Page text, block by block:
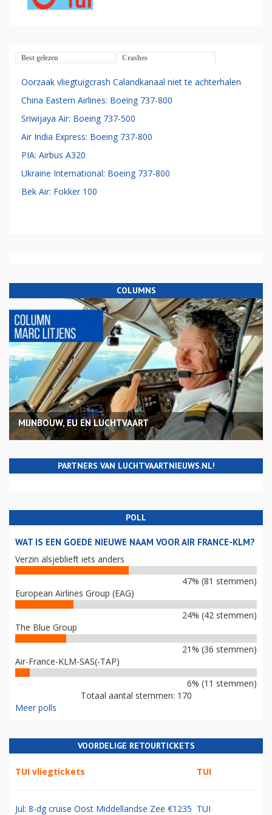
Best gelezen Crashes
Oorzaak vliegtuigcrash Calandkanaal niet te achterhalen
China Eastern Airlines: Boeing 737-800
Sriwijaya Air: Boeing 737-500
Air India Express: Boeing 737-800
PIA: Airbus A320
Ukraine International: Boeing 737-800
Bek Air: Fokker 100
COLUMNS
MIJNBOUW, EU EN LUCHTVAART
PARTNERS VAN LUCHTVAARTNIEUWS.NL!
POLL
WAT IS EEN GOEDE NIEUWE NAAM VOOR AIR FRANCE-KLM?
Verzin alsjeblieft iets anders
47% (81 stemmen)
European Airlines Group (EAG)
24% (42 stemmen)
The Blue Group
21% (36 stemmen)
Air-France-KLM-SAS(-TAP)
6% (11 stemmen)
Totaal aantal stemmen: 170
Meer polls
VOORDELIGE RETOURTICKETS
TUI vliegtickets TUI
Jul: 8-dg cruise Oost Middellandse Zee €1235 TUI